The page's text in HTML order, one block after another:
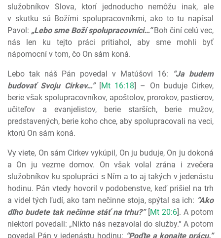
služobníkov Slova, ktorí jednoducho nemôžu inak, ale
v skutku sú Božími spolupracovníkmi, ako to tu napísal
Pavol: „Lebo sme Boží spolupracovníci…“Boh činí celú vec,
nás len ku tejto práci pritiahol, aby sme mohli byť
nápomocní v tom, čo On sám koná.
Lebo tak náš Pán povedal v Matúšovi 16:
“Ja budem
budovať Svoju Cirkev…”[Mt 16:18] – On buduje Cirkev,
berie však spolupracovníkov, apoštolov, prorokov, pastierov,
učiteľov a evanjelistov, berie starších, berie mužov,
predstavených, berie koho chce, aby spolupracovali na veci,
ktorú On sám koná.
Vy viete, On sám Cirkev vykúpil, On ju buduje, On ju dokoná
a On ju vezme domov. On však volal zrána i zvečera
služobníkov ku spolupráci s Ním a to aj takých v jedenástu
hodinu. Pán vtedy hovoril v podobenstve, keď prišiel na trh
a videl tých ľudí, ako tam nečinne stoja, spýtal sa ich: “Ako
dlho budete tak nečinne stáť na trhu?”[Mt 20:6]. A potom
niektorí povedali: „Nikto nás nezavolal do služby.“ A potom
povedal Pán v jedenástu hodinu: “Poďte a konajte prácu.”